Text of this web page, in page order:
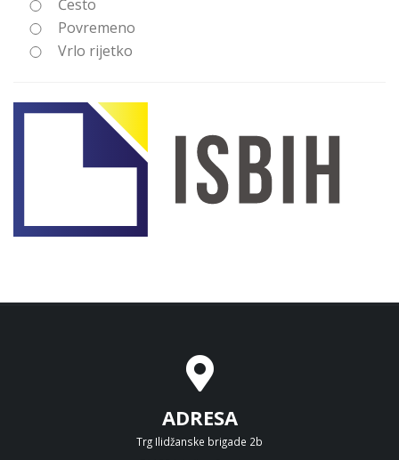
Često
Povremeno
Vrlo rijetko
ADRESA
Trg Ilidžanske brigade 2b